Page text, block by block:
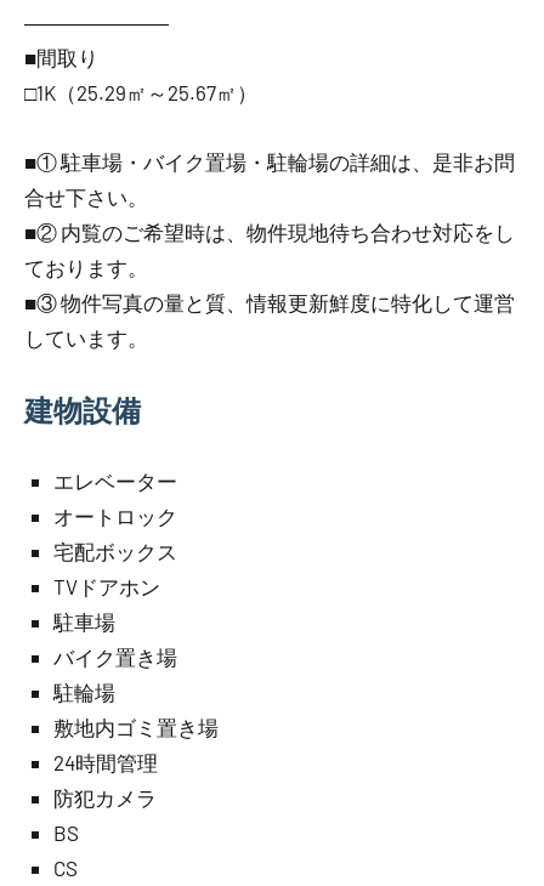
―――――――
■間取り
□1K（25.29㎡～25.67㎡）
■① 駐車場・バイク置場・駐輪場の詳細は、是非お問
合せ下さい。
■② 内覧のご希望時は、物件現地待ち合わせ対応をし
ております。
■③ 物件写真の量と質、情報更新鮮度に特化して運営
しています。
建物設備
エレベーター
オートロック
宅配ボックス
TVドアホン
駐車場
バイク置き場
駐輪場
敷地内ゴミ置き場
24時間管理
防犯カメラ
BS
CS